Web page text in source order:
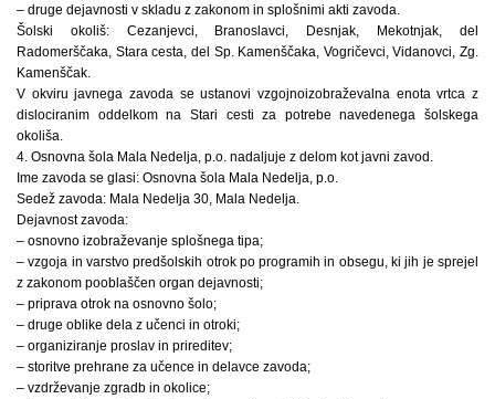
– druge dejavnosti v skladu z zakonom in splošnimi akti zavoda.
Šolski okoliš: Cezanjevci, Branoslavci, Desnjak, Mekotnjak, del
Radomerščaka, Stara cesta, del Sp. Kamenščaka, Vogričevci, Vidanovci, Zg.
Kamenščak.
V okviru javnega zavoda se ustanovi vzgojnoizobraževalna enota vrtca z
dislociranim oddelkom na Stari cesti za potrebe navedenega šolskega
okoliša.
4. Osnovna šola Mala Nedelja, p.o. nadaljuje z delom kot javni zavod.
Ime zavoda se glasi: Osnovna šola Mala Nedelja, p.o.
Sedež zavoda: Mala Nedelja 30, Mala Nedelja.
Dejavnost zavoda:
– osnovno izobraževanje splošnega tipa;
– vzgoja in varstvo predšolskih otrok po programih in obsegu, ki jih je sprejel
z zakonom pooblaščen organ dejavnosti;
– priprava otrok na osnovno šolo;
– druge oblike dela z učenci in otroki;
– organiziranje proslav in prireditev;
– storitve prehrane za učence in delavce zavoda;
– vzdrževanje zgradb in okolice;